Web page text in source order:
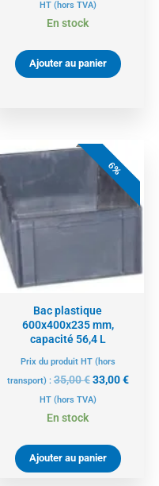
HT (hors TVA)
En stock
Ajouter au panier
6%
Bac plastique
600x400x235 mm,
capacité 56,4 L
Prix du produit HT (hors
transport) :35,00€
Le
prix
initial
35,00 €.
33,00€
actuel
est :
HT (hors TVA)
En stock
Ajouter au panier